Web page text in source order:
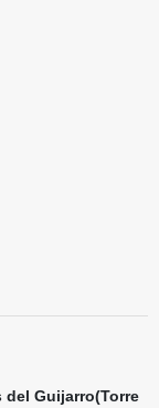
del Guijarro(Torre